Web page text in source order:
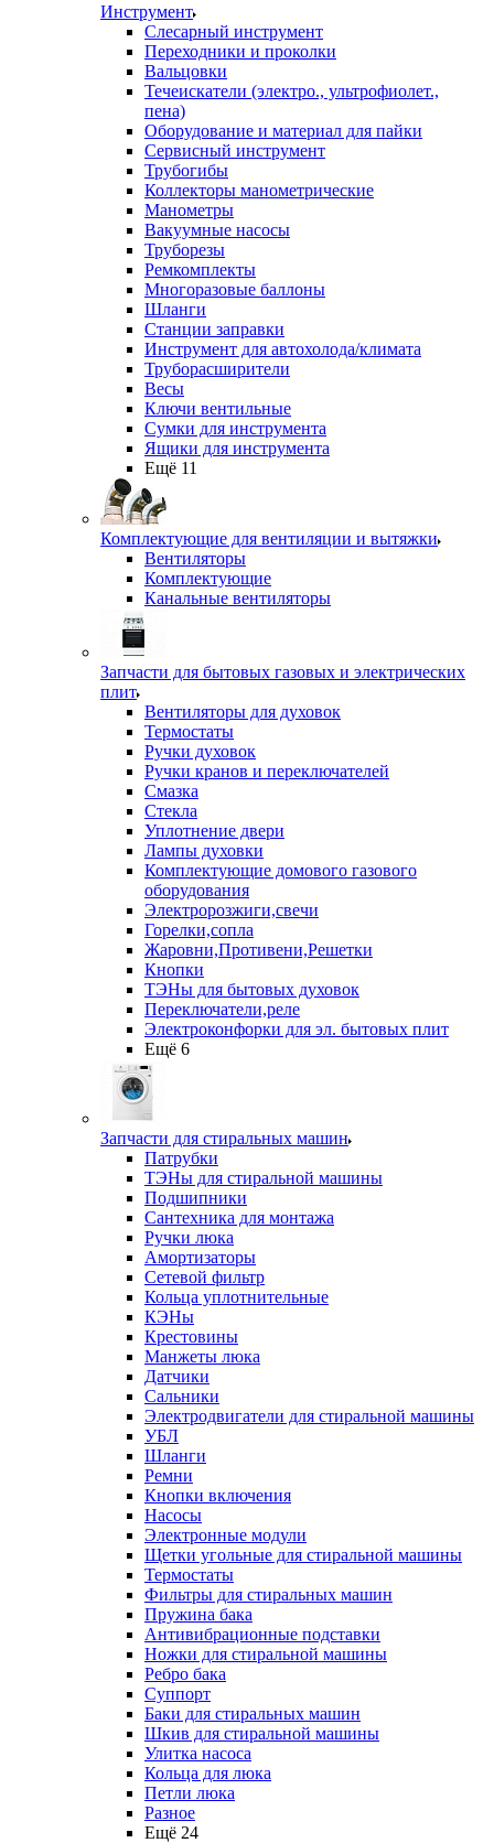
Инструмент
Слесарный инструмент
Переходники и проколки
Вальцовки
Течеискатели (электро., ультрофиолет.,
пена)
Оборудование и материал для пайки
Сервисный инструмент
Трубогибы
Коллекторы манометрические
Манометры
Вакуумные насосы
Труборезы
Ремкомплекты
Многоразовые баллоны
Шланги
Станции заправки
Инструмент для автохолода/климата
Труборасширители
Весы
Ключи вентильные
Сумки для инструмента
Ящики для инструмента
Ещё 11
Комплектующие для вентиляции и вытяжки
Вентиляторы
Комплектующие
Канальные вентиляторы
Запчасти для бытовых газовых и электрических
плит
Вентиляторы для духовок
Термостаты
Ручки духовок
Ручки кранов и переключателей
Смазка
Стекла
Уплотнение двери
Лампы духовки
Комплектующие домового газового
оборудования
Электророзжиги,свечи
Горелки,сопла
Жаровни,Противени,Решетки
Кнопки
ТЭНы для бытовых духовок
Переключатели,реле
Электроконфорки для эл. бытовых плит
Ещё 6
Запчасти для стиральных машин
Патрубки
ТЭНы для стиральной машины
Подшипники
Сантехника для монтажа
Ручки люка
Амортизаторы
Сетевой фильтр
Кольца уплотнительные
КЭНы
Крестовины
Манжеты люка
Датчики
Сальники
Электродвигатели для стиральной машины
УБЛ
Шланги
Ремни
Кнопки включения
Насосы
Электронные модули
Щетки угольные для стиральной машины
Термостаты
Фильтры для стиральных машин
Пружина бака
Антивибрационные подставки
Ножки для стиральной машины
Ребро бака
Суппорт
Баки для стиральных машин
Шкив для стиральной машины
Улитка насоса
Кольца для люка
Петли люка
Разное
Ещё 24